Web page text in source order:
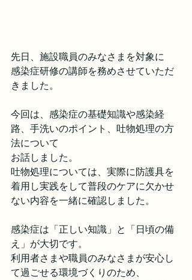
先日、施設職員のみなさまを対象に
感染症研修の講師を務めさせていただ
きました。
今回は、感染症の基礎知識や感染経
路、手洗いのポイント、吐物処理の方
法について
お話しました。
吐物処理については、実際に防護具を
着用し実践をして普段のケアに欠かせ
ない内容を一緒に確認しました。
感染症は「正しい知識」と「日頃の備
え」が大切です。
利用者さまや職員のみなさまが安心し
て過ごせる環境づくりのため、